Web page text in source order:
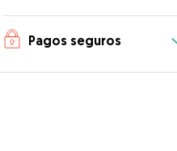
Pagos seguros